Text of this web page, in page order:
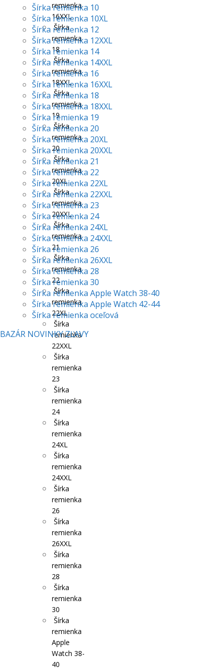
remienka
16XXL
Šírka
remienka
18
Šírka
remienka
18XXL
Šírka
remienka
19
Šírka
remienka
20
Šírka
remienka
20XL
Šírka
remienka
20XXL
Šírka
remienka
21
Šírka
remienka
22
Šírka
remienka
22XL
Šírka
remienka
22XXL
Šírka
remienka
23
Šírka
remienka
24
Šírka
remienka
24XL
Šírka
remienka
24XXL
Šírka
remienka
26
Šírka
remienka
26XXL
Šírka
remienka
28
Šírka
remienka
30
Šírka
remienka
Apple
Watch 38-
40
Šírka remienka 10
Šírka remienka 10XL
Šírka remienka 12
Šírka remienka 12XXL
Šírka remienka 14
Šírka remienka 14XXL
Šírka remienka 16
Šírka remienka 16XXL
Šírka remienka 18
Šírka remienka 18XXL
Šírka remienka 19
Šírka remienka 20
Šírka remienka 20XL
Šírka remienka 20XXL
Šírka remienka 21
Šírka remienka 22
Šírka remienka 22XL
Šírka remienka 22XXL
Šírka remienka 23
Šírka remienka 24
Šírka remienka 24XL
Šírka remienka 24XXL
Šírka remienka 26
Šírka remienka 26XXL
Šírka remienka 28
Šírka remienka 30
Šírka remienka Apple Watch 38-40
Šírka remienka Apple Watch 42-44
Šírka remienka oceľová
BAZÁR NOVINKYZĽAVY